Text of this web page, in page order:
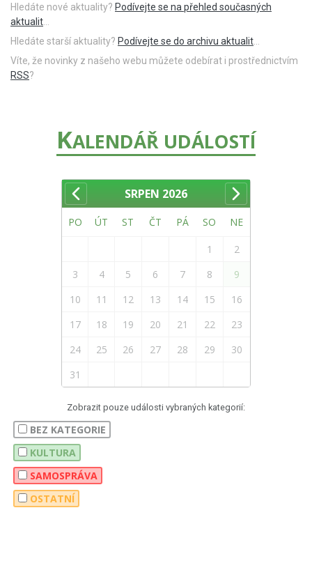
Hledáte nové aktuality? Podívejte se na přehled současných
aktualit
Hledáte starší aktuality? Podívejte se do archivu aktualit
Víte, že novinky z našeho webu můžete odebírat i prostřednictvím
RSS?
KALENDÁŘ UDÁLOSTÍ
SRPEN 2026
PO ÚT ST ČT PÁ SO NE
1
2
3
4 5 6 7 8
9
10
11 12 13 14 15
16
17
18 19 20 21 22
23
24
25 26 27 28 29
30
31
Zobrazit pouze události vybraných kategorií:
BEZ KATEGORIE
KULTURA
SAMOSPRÁVA
OSTATNÍ